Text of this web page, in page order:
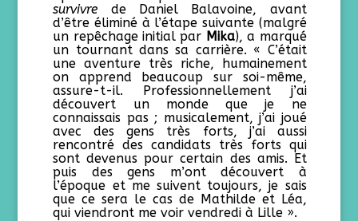
survivre de Daniel Balavoine, avant
d’être éliminé à l’étape suivante (malgré
un repêchage initial par Mika), a marqué
un tournant dans sa carrière. « C’était
une aventure très riche, humainement
on apprend beaucoup sur soi-même,
assure-t-il. Professionnellement j’ai
découvert un monde que je ne
connaissais pas ; musicalement, j’ai joué
avec des gens très forts, j’ai aussi
rencontré des candidats très forts qui
sont devenus pour certain des amis. Et
puis des gens m’ont découvert à
l’époque et me suivent toujours, je sais
que ce sera le cas de Mathilde et Léa,
qui viendront me voir vendredi à Lille ».